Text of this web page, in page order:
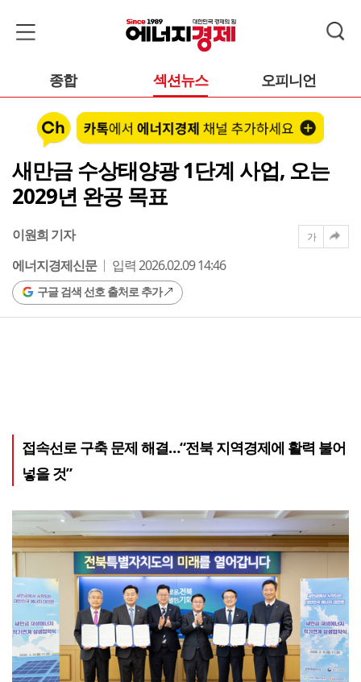
종합 섹션뉴스 오피니언
새만금 수상태양광 1단계 사업, 오는
2029년 완공 목표
이원희 기자
에너지경제신문
입력 2026.02.09 14:46
구글 검색 선호 출처로 추가
가
접속선로 구축 문제 해결…“전북 지역경제에 활력 불어
넣을 것”